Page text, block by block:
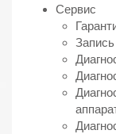
Сервис